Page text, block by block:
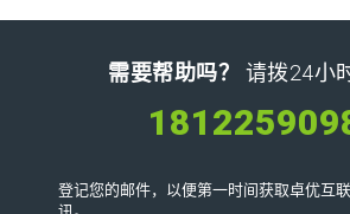
需要帮助吗？ 请拨24小
登记您的邮件，以便第一时间获取卓优互